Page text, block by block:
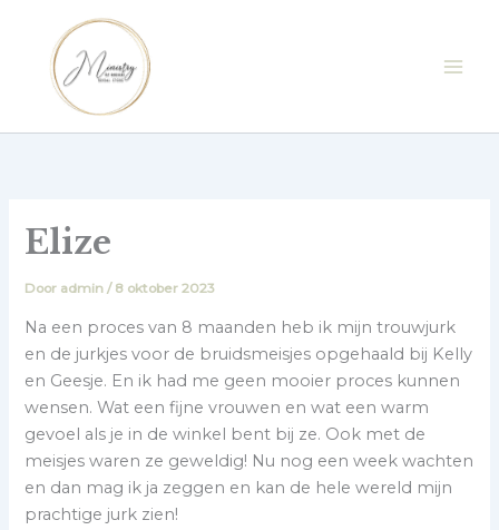
inhoud
Elize
Door admin/ 8 oktober 2023
Na een proces van 8 maanden heb ik mijn trouwjurk
en de jurkjes voor de bruidsmeisjes opgehaald bij Kelly
en Geesje. En ik had me geen mooier proces kunnen
wensen. Wat een fijne vrouwen en wat een warm
gevoel als je in de winkel bent bij ze. Ook met de
meisjes waren ze geweldig! Nu nog een week wachten
en dan mag ik ja zeggen en kan de hele wereld mijn
prachtige jurk zien!